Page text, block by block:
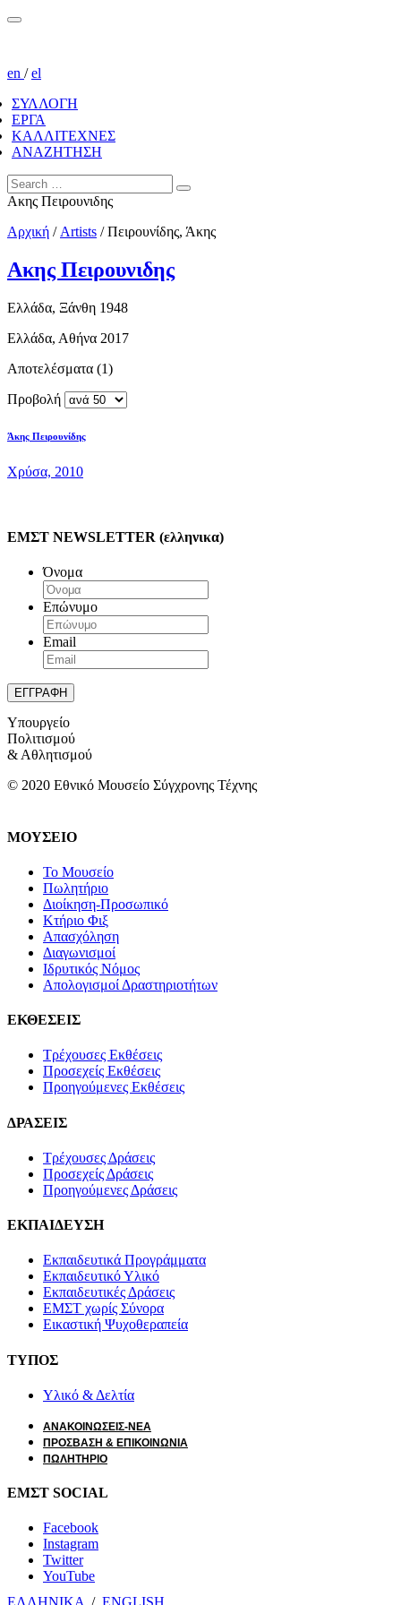
en /el
ΣΥΛΛΟΓΗ
ΕΡΓΑ
ΚΑΛΛΙΤΕΧΝΕΣ
ΑΝΑΖΗΤΗΣΗ
Ακης Πειρουνιδης
Αρχική / Artists /Πειρουνίδης, Άκης
Ακης Πειρουνιδης
Ελλάδα, Ξάνθη 1948
Ελλάδα, Αθήνα 2017
Αποτελέσματα (1)
Προβολή
Άκης Πειρουνίδης
Χρύσα, 2010
ΕΜΣΤ NEWSLETTER (ελληνικα)
Όνομα
Επώνυμο
Email
Υπουργείο
Πολιτισμού
& Αθλητισμού
© 2020 Εθνικό Μουσείο Σύγχρονης Τέχνης
ΜΟΥΣΕΙΟ
Το Μουσείο
Πωλητήριο
Διοίκηση-Προσωπικό
Κτήριο Φιξ
Απασχόληση
Διαγωνισμοί
Ιδρυτικός Νόμος
Απολογισμοί Δραστηριοτήτων
ΕΚΘΕΣΕΙΣ
Τρέχουσες Εκθέσεις
Προσεχείς Εκθέσεις
Προηγούμενες Εκθέσεις
ΔΡΑΣΕΙΣ
Τρέχουσες Δράσεις
Προσεχείς Δράσεις
Προηγούμενες Δράσεις
ΕΚΠΑΙΔΕΥΣΗ
Εκπαιδευτικά Προγράμματα
Εκπαιδευτικό Υλικό
Εκπαιδευτικές Δράσεις
ΕΜΣΤ χωρίς Σύνορα
Εικαστική Ψυχοθεραπεία
ΤΥΠΟΣ
Υλικό & Δελτία
ΑΝΑΚΟΙΝΩΣΕΙΣ-ΝΕΑ
ΠΡΟΣΒΑΣΗ & ΕΠΙΚΟΙΝΩΝΙΑ
ΠΩΛΗΤΗΡΙΟ
ΕΜΣΤ SOCIAL
Facebook
Instagram
Twitter
YouTube